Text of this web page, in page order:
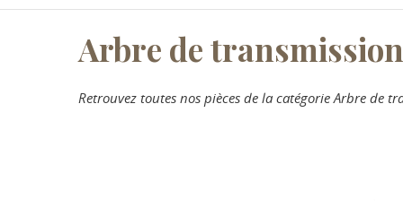
Arbre de transmission
Retrouvez toutes nos pièces de la catégorie Arbre de